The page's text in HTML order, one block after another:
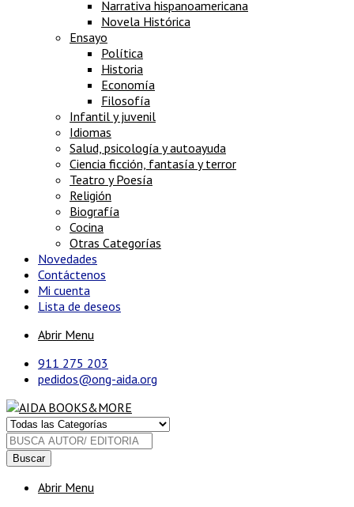
Narrativa hispanoamericana
Novela Histórica
Ensayo
Política
Historia
Economía
Filosofía
Infantil y juvenil
Idiomas
Salud, psicología y autoayuda
Ciencia ficción, fantasía y terror
Teatro y Poesía
Religión
Biografía
Cocina
Otras Categorías
Novedades
Contáctenos
Mi cuenta
Lista de deseos
Abrir Menu
911 275 203
pedidos@ong-aida.org
Buscar
Abrir Menu